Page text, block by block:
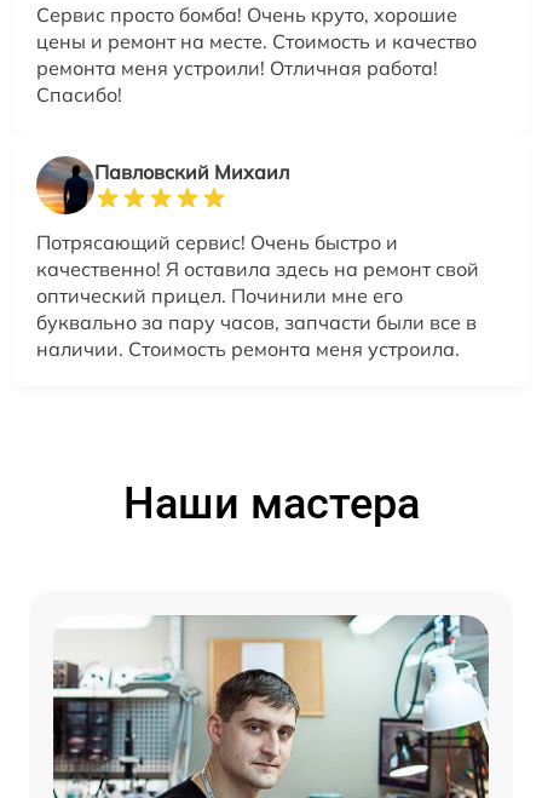
Сервис просто бомба! Очень круто, хорошие
цены и ремонт на месте. Стоимость и качество
ремонта меня устроили! Отличная работа!
Спасибо!
Павловский Михаил
Потрясающий сервис! Очень быстро и
качественно! Я оставила здесь на ремонт свой
оптический прицел. Починили мне его
буквально за пару часов, запчасти были все в
наличии. Стоимость ремонта меня устроила.
Наши мастера